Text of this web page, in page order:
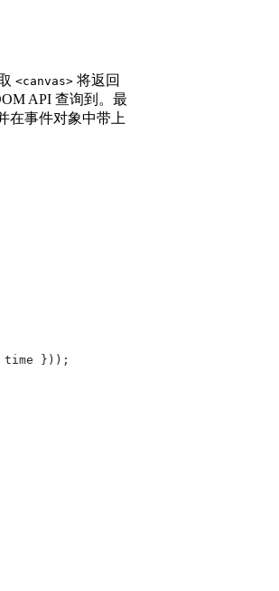
<canvas> 将返回
API 查询到。最
在事件对象中带上
}));